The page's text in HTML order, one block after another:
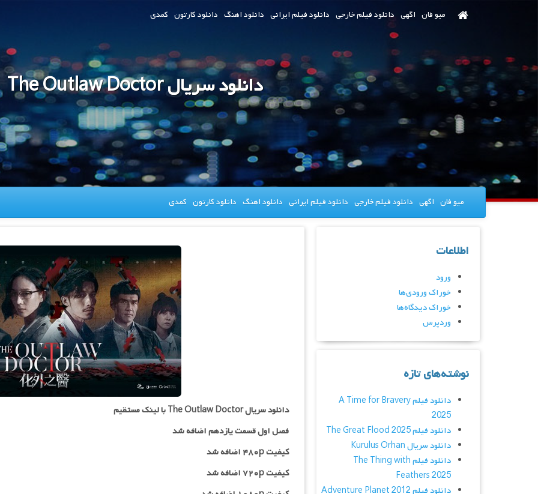
میو فان اگهی دانلود فیلم خارجی دانلود فیلم ایرانی دانلود اهنگ دانلود کارتون کمدی
دانلود سریال The Outlaw Doctor
میو فان اگهی دانلود فیلم خارجی دانلود فیلم ایرانی دانلود اهنگ دانلود کارتون کمدی
دانلود سریال The Outlaw Doctor با لینک مستقیم
فصل اول قسمت یازدهم اضافه شد
کیفیت ۴۸۰p اضافه شد
کیفیت ۷۲۰p
اضافه شد
اطلاعات
ورود
خوراک ورودی‌ها
خوراک دیدگاه‌ها
وردپرس
نوشته‌های تازه
دانلود فیلم A Time for Bravery
2025
دانلود فیلم The Great Flood 2025
دانلود سریال Kurulus Orhan
دانلود فیلم The Thing with
Feathers 2025
دانلود فیلم Adventure Planet 2012